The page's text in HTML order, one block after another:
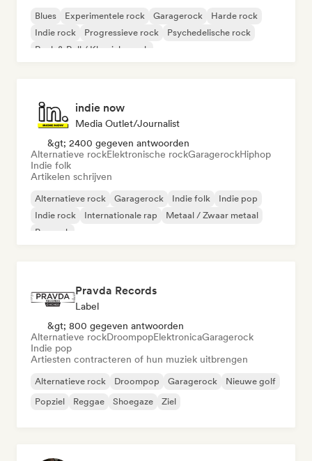
Blues Experimentele rock Garagerock
Harde rock
Indie rock
Progressieve rock
Psychedelische rock
Rock & Roll / Klassieke rock
indie now
Media Outlet/Journalist
&gt; 2400 gegeven antwoorden
Alternatieve rockElektronische rockGaragerockHiphop
Indie folk
Artikelen schrijven
Alternatieve rock Garagerock Indie folk
Indie pop
Indie rock
Internationale rap
Metaal / Zwaar metaal
Poprock
Pravda Records
Label
&gt; 800 gegeven antwoorden
Alternatieve rockDroompopElektronicaGaragerock
Indie pop
Artiesten contracteren of hun muziek uitbrengen
Alternatieve rock Droompop Garagerock
Nieuwe golf
Popziel
Reggae Shoegaze Ziel